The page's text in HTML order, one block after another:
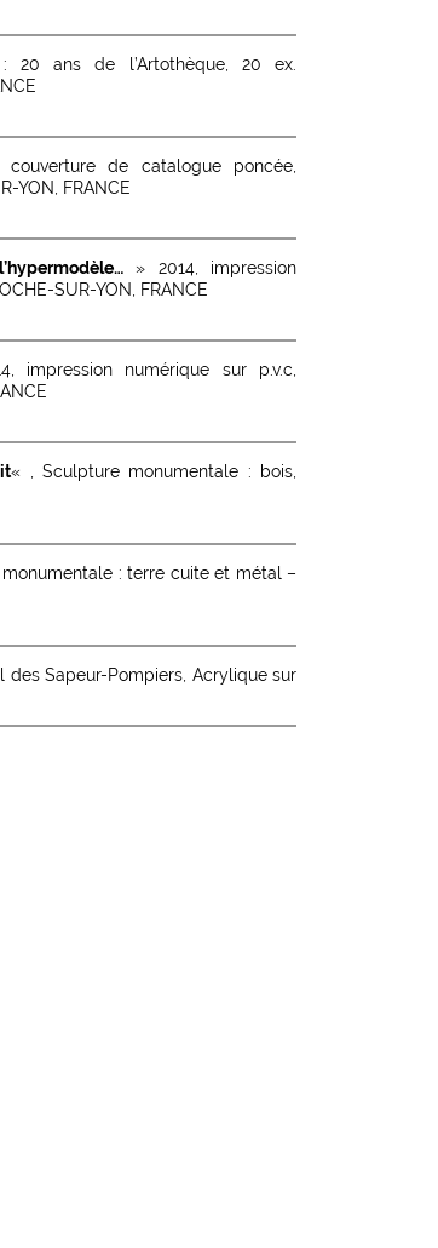
20 ans de l’Artothèque, 20 ex.
couverture de catalogue poncée,
YON, FRANCE
» 2014, impression
SUR-YON, FRANCE
impression numérique sur p.v.c,
« , Sculpture monumentale : bois,
: terre cuite et métal –
des Sapeur-Pompiers, Acrylique sur